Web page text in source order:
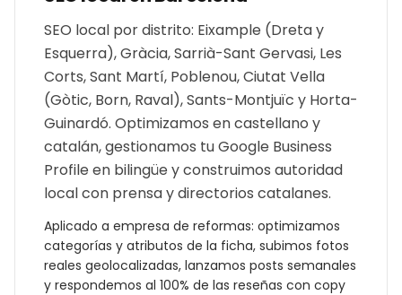
SEO local por distrito: Eixample (Dreta y
Esquerra), Gràcia, Sarrià-Sant Gervasi, Les
Corts, Sant Martí, Poblenou, Ciutat Vella
(Gòtic, Born, Raval), Sants-Montjuïc y Horta-
Guinardó. Optimizamos en castellano y
catalán, gestionamos tu Google Business
Profile en bilingüe y construimos autoridad
local con prensa y directorios catalanes.
Aplicado a empresa de reformas: optimizamos
categorías y atributos de la ficha, subimos fotos
reales geolocalizadas, lanzamos posts semanales
y respondemos al 100% de las reseñas con copy